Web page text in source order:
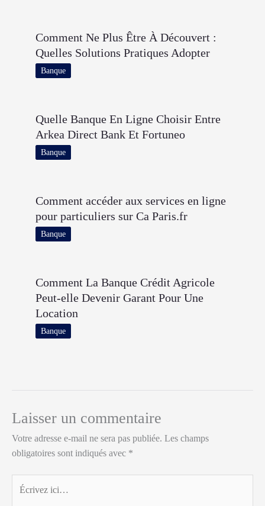
Comment Ne Plus Être À Découvert :
Quelles Solutions Pratiques Adopter
Banque
Quelle Banque En Ligne Choisir Entre
Arkea Direct Bank Et Fortuneo
Banque
Comment accéder aux services en ligne
pour particuliers sur Ca Paris.fr
Banque
Comment La Banque Crédit Agricole
Peut-elle Devenir Garant Pour Une
Location
Banque
Laisser un commentaire
Votre adresse e-mail ne sera pas publiée. Les champs
obligatoires sont indiqués avec *
ici…